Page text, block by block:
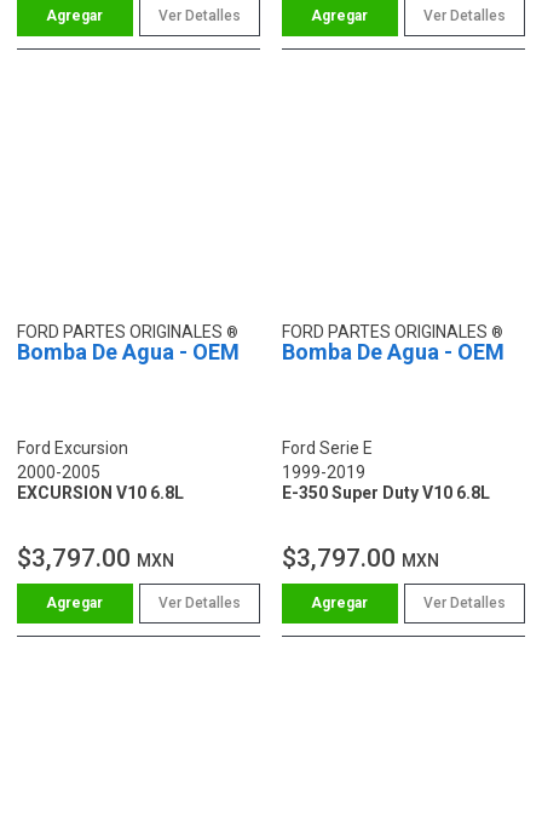
Ver Detalles Ver Detalles
FORD PARTES ORIGINALES
Bomba De Agua - OEM
Ford Excursion
2000-2005
EXCURSION V10 6.8L
$3,797.00 MXN
Ver Detalles
FORD PARTES ORIGINALES
Bomba De Agua - OEM
Ford Serie E
1999-2019
E-350 Super Duty V10 6.8L
$3,797.00 MXN
Ver Detalles